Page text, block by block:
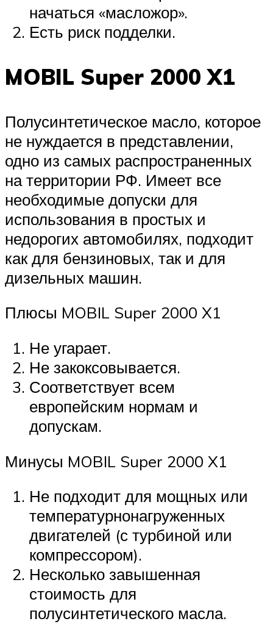
начаться «масложор».
Есть риск подделки.
MOBIL Super 2000 X1
Полусинтетическое масло, которое
не нуждается в представлении,
одно из самых распространенных
на территории РФ. Имеет все
необходимые допуски для
использования в простых и
недорогих автомобилях, подходит
как для бензиновых, так и для
дизельных машин.
Плюсы MOBIL Super 2000 X1
Не угарает.
Не закоксовывается.
Соответствует всем
европейским нормам и
допускам.
Минусы MOBIL Super 2000 X1
Не подходит для мощных или
температурнонагруженных
двигателей (с турбиной или
компрессором).
Несколько завышенная
стоимость для
полусинтетического масла.